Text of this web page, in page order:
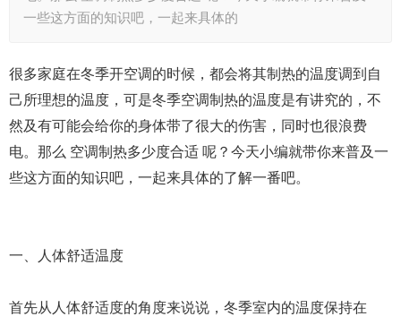
一些这方面的知识吧，一起来具体的
很多家庭在冬季开空调的时候，都会将其制热的温度调到自
己所理想的温度，可是冬季空调制热的温度是有讲究的，不
然及有可能会给你的身体带了很大的伤害，同时也很浪费
电。那么 空调制热多少度合适 呢？今天小编就带你来普及一
些这方面的知识吧，一起来具体的了解一番吧。
一、人体舒适温度
首先从人体舒适度的角度来说说，冬季室内的温度保持在